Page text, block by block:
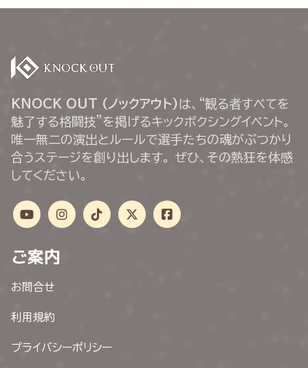
KNOCK OUT (ノックアウト) は、“観る者すべてを
魅了する格闘技”を掲げるキックボクシングイベント。
唯一無二の演出とルールで選手たちの魂がぶつかり
合うステージを創り出します。 ぜひ、その熱狂を体感
してください。
ご案内
お問合せ
利用規約
プライバシーポリシー